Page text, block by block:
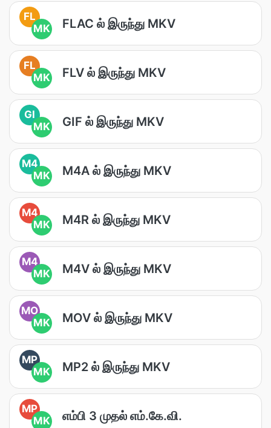
FL
MK
FLAC ல் இருந்து MKV
FL
MK
FLV ல் இருந்து MKV
GI
MK
GIF ல் இருந்து MKV
M4
MK
M4A ல் இருந்து MKV
M4
MK
M4R ல் இருந்து MKV
M4
MK
M4V ல் இருந்து MKV
MO
MK
MOV ல் இருந்து MKV
MP
MK
MP2 ல் இருந்து MKV
MP
MK
எம்பி 3 முதல் எம்.கே.வி.